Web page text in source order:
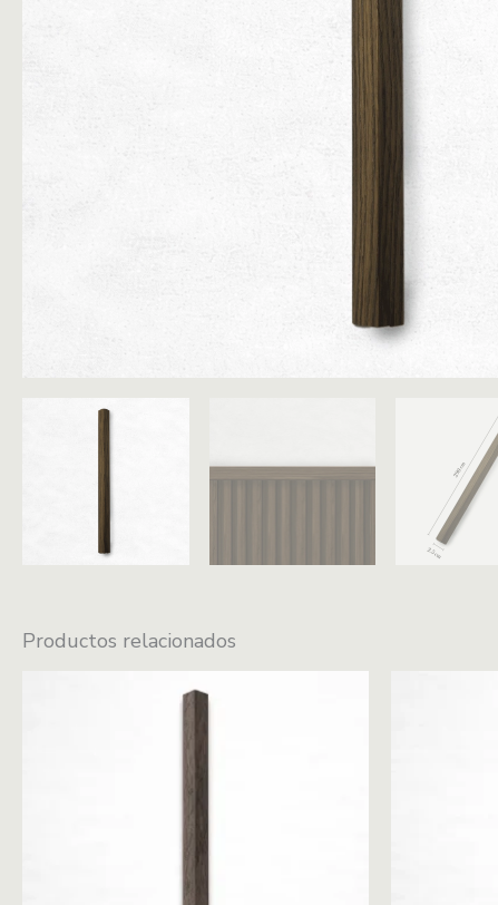
Productos relacionados